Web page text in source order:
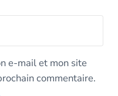
e-mail et mon site
commentaire.